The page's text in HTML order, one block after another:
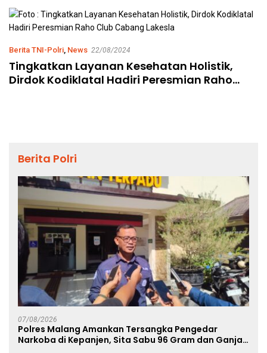
Ahmad Ibrahim
Berita TNI-Polri News 22/08/2024
Tingkatkan Layanan Kesehatan Holistik,
Dirdok Kodiklatal Hadiri Peresmian Raho
Berita Polri
07/08/2026
Polres Malang Amankan Tersangka Pengedar
Narkoba di Kepanjen, Sita Sabu 96 Gram dan Ganja